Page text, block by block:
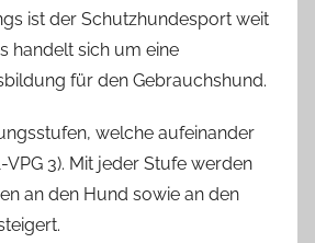
ist der Schutzhundesport weit
handelt sich um eine
für den Gebrauchshund.
welche aufeinander
VPG 3). Mit jeder Stufe werden
an den Hund sowie an den